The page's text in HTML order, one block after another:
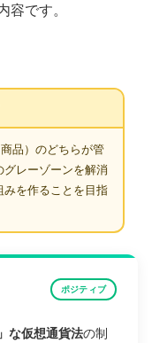
容です。
品）のどちらが管
レーゾーンを解消
みを作ることを目指
ポジティブ
な仮想通貨法の制